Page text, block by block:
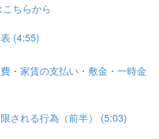
ちらから
(4:55)
・家賃の支払い・敷金・一時金
される行為（前半） (5:03)